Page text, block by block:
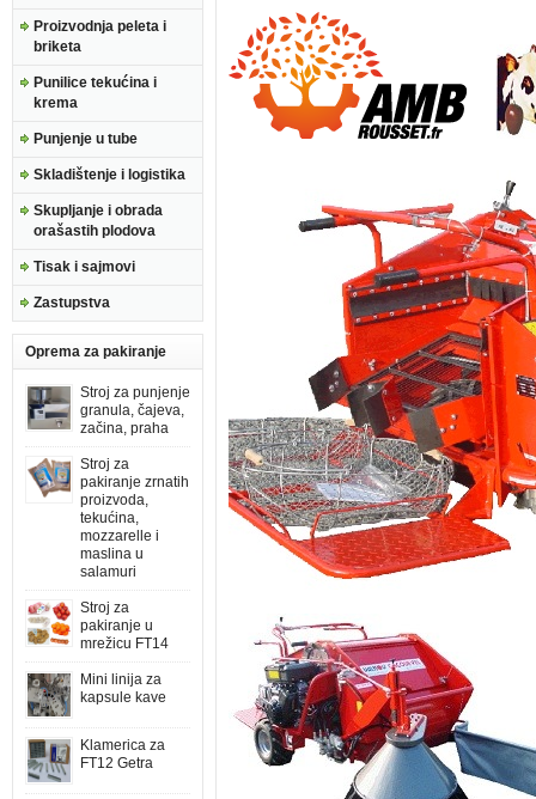
Proizvodnja peleta i
briketa
Punilice tekućina i
krema
Punjenje u tube
Skladištenje i logistika
Skupljanje i obrada
orašastih plodova
Tisak i sajmovi
Zastupstva
Oprema za pakiranje
Stroj za punjenje
granula, čajeva,
začina, praha
Stroj za
pakiranje zrnatih
proizvoda,
tekućina,
mozzarelle i
maslina u
salamuri
Stroj za
pakiranje u
mrežicu FT14
Mini linija za
kapsule kave
Klamerica za
FT12 Getra